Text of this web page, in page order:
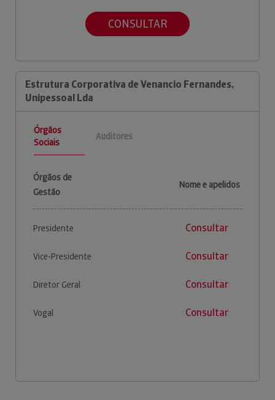
CONSULTAR
Estrutura Corporativa de Venancio Fernandes,
Unipessoal Lda
Órgãos
Sociais
Auditores
Órgãos de
Gestão
Nome e apelidos
Presidente Consultar
Vice-Presidente Consultar
Diretor Geral Consultar
Vogal Consultar